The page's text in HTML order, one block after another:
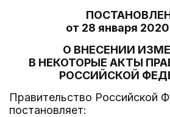
от 28 января 2020
О ВНЕСЕНИИ
В НЕКОТОРЫЕ АКТЫ
РОССИЙСКОЙ
Правительство Российской
постановляет: